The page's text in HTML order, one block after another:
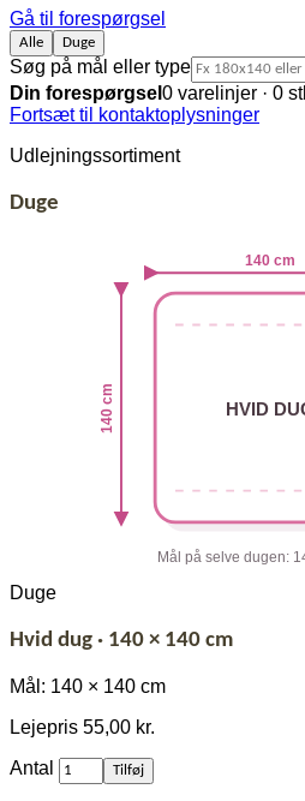
Gå til forespørgsel
Alle Duge
Søg på mål eller type
Din forespørgsel 0 varelinjer · 0
Fortsæt til kontaktoplysninger
Udlejningssortiment
Duge
HVID
140 cm
140 cm
Mål på selve dugen:
Duge
Hvid dug · 140 × 140 cm
Mål: 140 × 140 cm
Lejepris 55,00 kr.
Antal
af
Hvid
Tilføj